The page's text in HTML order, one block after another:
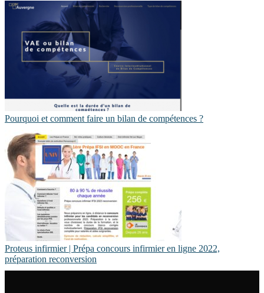
Pourquoi et comment faire un bilan de compétences ?
Proteus infirmier | Prépa concours infirmier en ligne 2022,
préparation re­con­ver­sion